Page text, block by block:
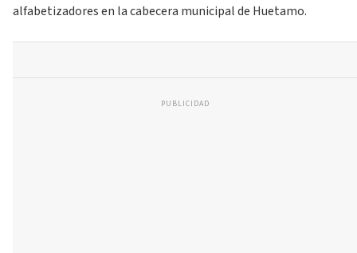
alfabetizadores en la cabecera municipal de Huetamo.
PUBLICIDAD